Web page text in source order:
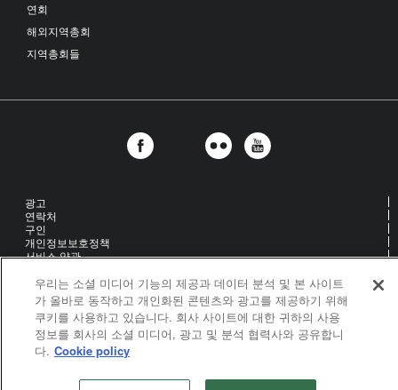
연회
해외지역총회
지역총회들
광고
연락처
구인
개인정보보호정책
서비스 약관
Cookie Settings
United Methodist Communications is an agency of The United
우리는 소셜 미디어 기능의 제공과 데이터 분석 및 본 사이트
가 올바로 동작하고 개인화된 콘텐츠와 광고를 제공하기 위해
쿠키를 사용하고 있습니다. 회사 사이트에 대한 귀하의 사용
정보를 회사의 소셜 미디어, 광고 및 분석 협력사와 공유합니
다. Cookie policy